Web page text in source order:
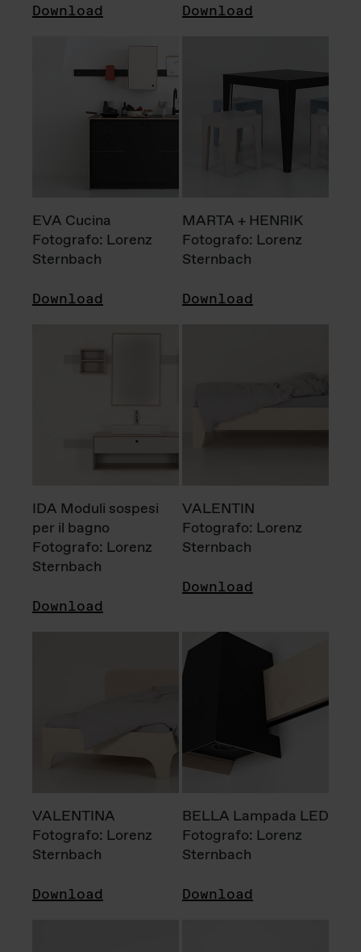
Download Download
EVA Cucina
Fotografo: Lorenz
Sternbach
Download
MARTA + HENRIK
Fotografo: Lorenz
Sternbach
Download
IDA Moduli sospesi
per il bagno
Fotografo: Lorenz
Sternbach
Download
VALENTIN
Fotografo: Lorenz
Sternbach
Download
VALENTINA
Fotografo: Lorenz
Sternbach
Download
BELLA Lampada LED
Fotografo: Lorenz
Sternbach
Download